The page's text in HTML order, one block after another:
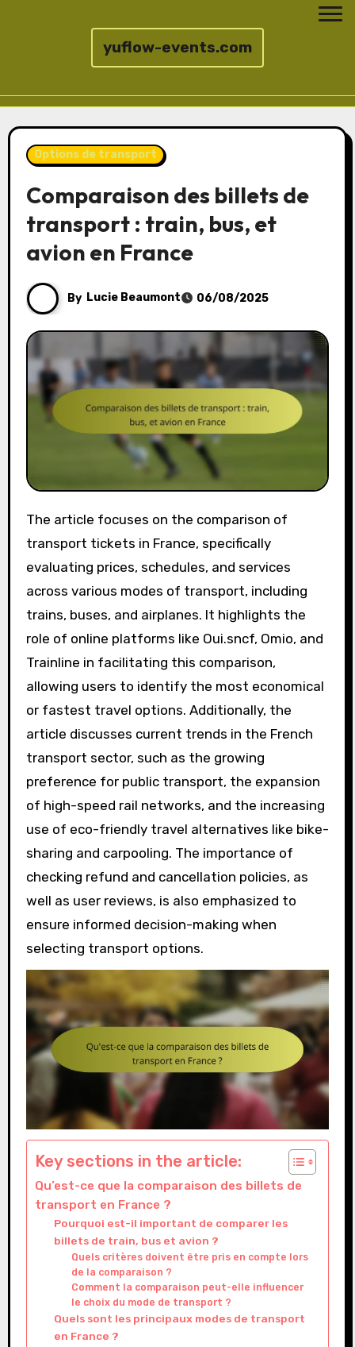
yuflow-events.com
to
contentOptions de transport
Comparaison des billets de
transport : train, bus, et
avion en France
By Lucie Beaumont 06/08/2025
The article focuses on the comparison of
transport tickets in France, specifically
evaluating prices, schedules, and services
across various modes of transport, including
trains, buses, and airplanes. It highlights the
role of online platforms like Oui.sncf, Omio, and
Trainline in facilitating this comparison,
allowing users to identify the most economical
or fastest travel options. Additionally, the
article discusses current trends in the French
transport sector, such as the growing
preference for public transport, the expansion
of high-speed rail networks, and the increasing
use of eco-friendly travel alternatives like bike-
sharing and carpooling. The importance of
checking refund and cancellation policies, as
well as user reviews, is also emphasized to
ensure informed decision-making when
selecting transport options.
Key sections in the article:
Qu’est-ce que la comparaison des billets de
transport en France ?
Pourquoi est-il important de comparer les
billets de train, bus et avion ?
Quels critères doivent être pris en compte lors
de la comparaison ?
Comment la comparaison peut-elle influencer
le choix du mode de transport ?
Quels sont les principaux modes de transport
en France ?